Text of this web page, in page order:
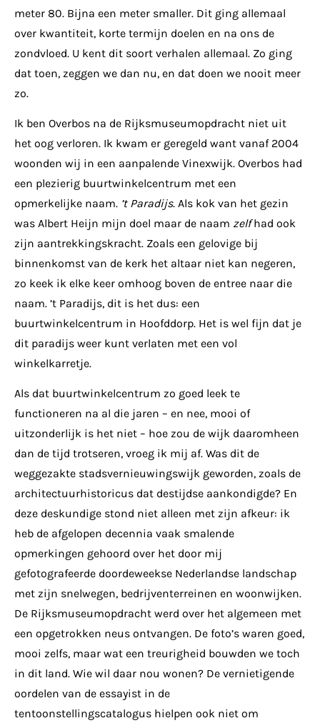
meter 80. Bijna een meter smaller. Dit ging allemaal
over kwantiteit, korte termijn doelen en na ons de
zondvloed. U kent dit soort verhalen allemaal. Zo ging
dat toen, zeggen we dan nu, en dat doen we nooit meer
zo.
Ik ben Overbos na de Rijksmuseumopdracht niet uit
het oog verloren. Ik kwam er geregeld want vanaf 2004
woonden wij in een aanpalende Vinexwijk. Overbos had
een plezierig buurtwinkelcentrum met een
opmerkelijke naam. ’t Paradijs. Als kok van het gezin
was Albert Heijn mijn doel maar de naam zelfhad ook
zijn aantrekkingskracht. Zoals een gelovige bij
binnenkomst van de kerk het altaar niet kan negeren,
zo keek ik elke keer omhoog boven de entree naar die
naam. ’t Paradijs, dit is het dus: een
buurtwinkelcentrum in Hoofddorp. Het is wel fijn dat je
dit paradijs weer kunt verlaten met een vol
winkelkarretje.
Als dat buurtwinkelcentrum zo goed leek te
functioneren na al die jaren – en nee, mooi of
uitzonderlijk is het niet – hoe zou de wijk daaromheen
dan de tijd trotseren, vroeg ik mij af. Was dit de
weggezakte stadsvernieuwingswijk geworden, zoals de
architectuurhistoricus dat destijdse aankondigde? En
deze deskundige stond niet alleen met zijn afkeur: ik
heb de afgelopen decennia vaak smalende
opmerkingen gehoord over het door mij
gefotografeerde doordeweekse Nederlandse landschap
met zijn snelwegen, bedrijventerreinen en woonwijken.
De Rijksmuseumopdracht werd over het algemeen met
een opgetrokken neus ontvangen. De foto’s waren goed,
mooi zelfs, maar wat een treurigheid bouwden we toch
in dit land. Wie wil daar nou wonen? De vernietigende
oordelen van de essayist in de
tentoonstellingscatalogus hielpen ook niet om